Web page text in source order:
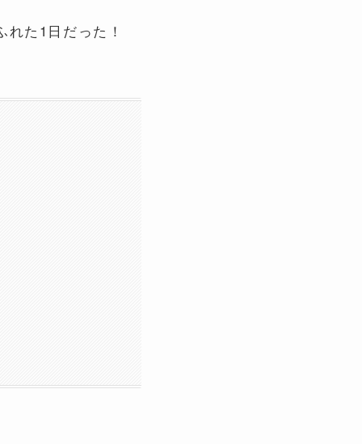
た1日だった！